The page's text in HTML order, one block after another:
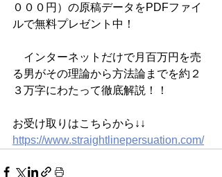
０００円）の原稿データをPDFファイ
ルで無料プレゼント中！
インターネットだけで月百万円を売
る男がその理論から方法論までを約２
３万字にわたって徹底解説！！
お受け取りはこちらから↓↓
https://www.straightlinepersuation.com/